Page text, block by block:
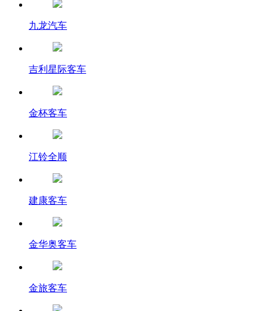
九龙汽车
吉利星际客车
金杯客车
江铃全顺
建康客车
金华奥客车
金旅客车